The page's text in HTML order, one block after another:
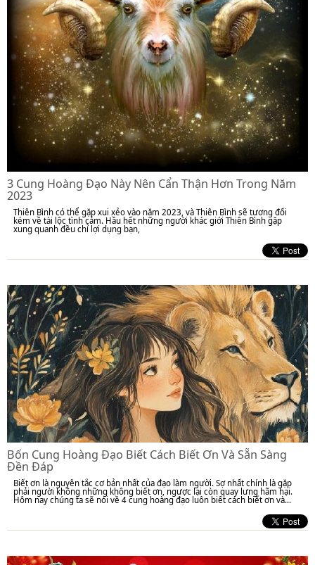
3 Cung Hoàng Đạo Này Nên Cẩn Thận Hơn Trong Năm
2023
Thiên Bình có thể gặp xui xẻo vào năm 2023, và Thiên Bình sẽ tương đối
kém về tài lộc tình cảm. Hầu hết những người khác giới Thiên Bình gặp
xung quanh đều chỉ lợi dụng bạn,
Bốn Cung Hoàng Đạo Biết Cách Biết Ơn Và Sẵn Sàng
Đền Đáp
Biết ơn là nguyên tắc cơ bản nhất của đạo làm người. Sợ nhất chính là gặp
phải người không những không biết ơn, ngược lại còn quay lưng hãm hại.
Hôm nay chúng ta sẽ nói về 4 cung hoàng đạo luôn biết cách biết ơn và...